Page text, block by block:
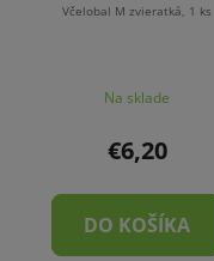
Včelobal M zvieratká, 1 ks
Na sklade
€6,20
DO KOŠÍKA